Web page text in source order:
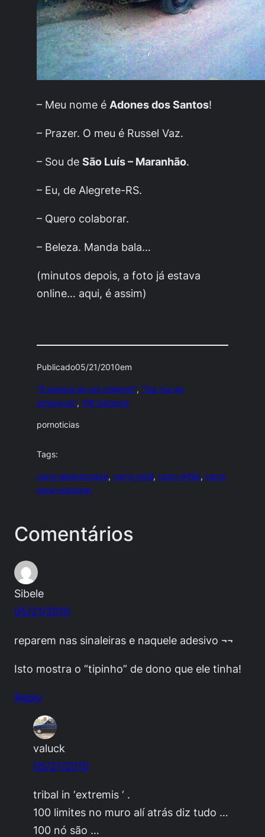
– Meu nome é Adones dos Santos!
– Prazer. O meu é Russel Vaz.
– Sou deSão Luís – Maranhão.
– Eu, de Alegrete-RS.
– Quero colaborar.
– Beleza. Manda bala…
(minutos depois, a foto já estava
online… aqui, é assim)
Publicado05/21/2010em
"À espera de um milagre!", "Na rua da
amargura", VW Santana
pornoticias
Tags:
carro abandonado, carro inútil, carro órfão, carro
para restaurar
Comentários
Sibele
05/21/2010
reparem nas sinaleiras e naquele adesivo ¬¬
Isto mostra o “tipinho” de dono que ele tinha!
Reply
valuck
05/21/2010
tribal in ‘extremis ‘ .
100 limites no muro alí atrás diz tudo …
100 nó são …